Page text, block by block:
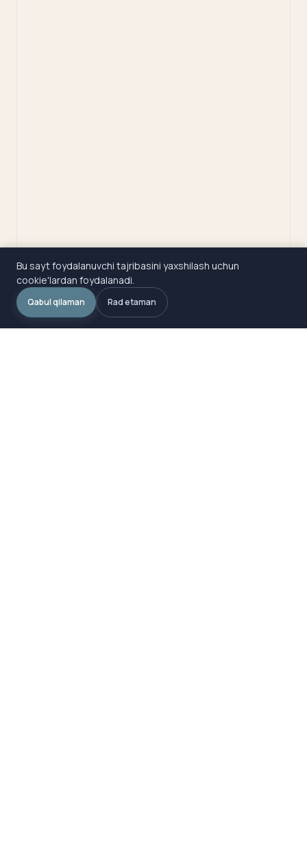
Bu sayt foydalanuvchi tajribasini yaxshilash uchun
cookie'lardan foydalanadi.
Qabul qilaman Rad etaman